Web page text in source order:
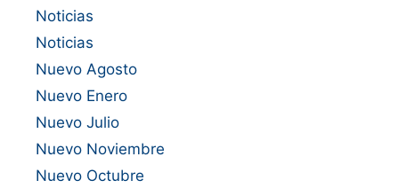
Noticias
Noticias
Nuevo Agosto
Nuevo Enero
Nuevo Julio
Nuevo Noviembre
Nuevo Octubre